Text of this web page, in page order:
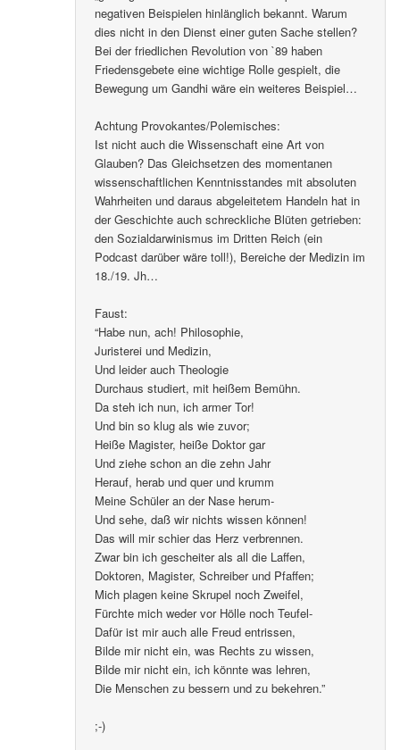
negativen Beispielen hinlänglich bekannt. Warum
dies nicht in den Dienst einer guten Sache stellen?
Bei der friedlichen Revolution von `89 haben
Friedensgebete eine wichtige Rolle gespielt, die
Bewegung um Gandhi wäre ein weiteres Beispiel…
Achtung Provokantes/Polemisches:
Ist nicht auch die Wissenschaft eine Art von
Glauben? Das Gleichsetzen des momentanen
wissenschaftlichen Kenntnisstandes mit absoluten
Wahrheiten und daraus abgeleitetem Handeln hat in
der Geschichte auch schreckliche Blüten getrieben:
den Sozialdarwinismus im Dritten Reich (ein
Podcast darüber wäre toll!), Bereiche der Medizin im
18./19. Jh…
Faust:
“Habe nun, ach! Philosophie,
Juristerei und Medizin,
Und leider auch Theologie
Durchaus studiert, mit heißem Bemühn.
Da steh ich nun, ich armer Tor!
Und bin so klug als wie zuvor;
Heiße Magister, heiße Doktor gar
Und ziehe schon an die zehn Jahr
Herauf, herab und quer und krumm
Meine Schüler an der Nase herum-
Und sehe, daß wir nichts wissen können!
Das will mir schier das Herz verbrennen.
Zwar bin ich gescheiter als all die Laffen,
Doktoren, Magister, Schreiber und Pfaffen;
Mich plagen keine Skrupel noch Zweifel,
Fürchte mich weder vor Hölle noch Teufel-
Dafür ist mir auch alle Freud entrissen,
Bilde mir nicht ein, was Rechts zu wissen,
Bilde mir nicht ein, ich könnte was lehren,
Die Menschen zu bessern und zu bekehren.”
;-)